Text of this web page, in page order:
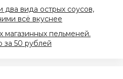
два вида острых соусов,
всё вкуснее
магазинных пельменей.
за 50 рублей